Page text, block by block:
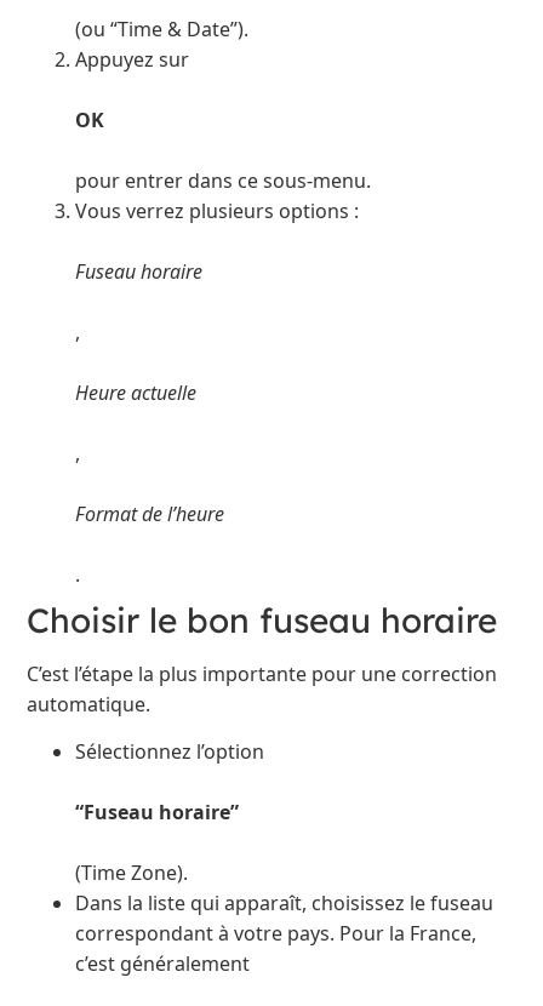
(ou “Time & Date”).
Appuyez sur
OK
pour entrer dans ce sous-menu.
Vous verrez plusieurs options :
Fuseau horaire
,
Heure actuelle
,
Format de l’heure
.
Choisir le bon fuseau horaire
C’est l’étape la plus importante pour une correction
automatique.
Sélectionnez l’option
“Fuseau horaire”
(Time Zone).
Dans la liste qui apparaît, choisissez le fuseau
correspondant à votre pays. Pour la France,
c’est généralement